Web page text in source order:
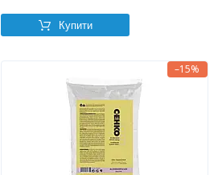
Купити
–15%